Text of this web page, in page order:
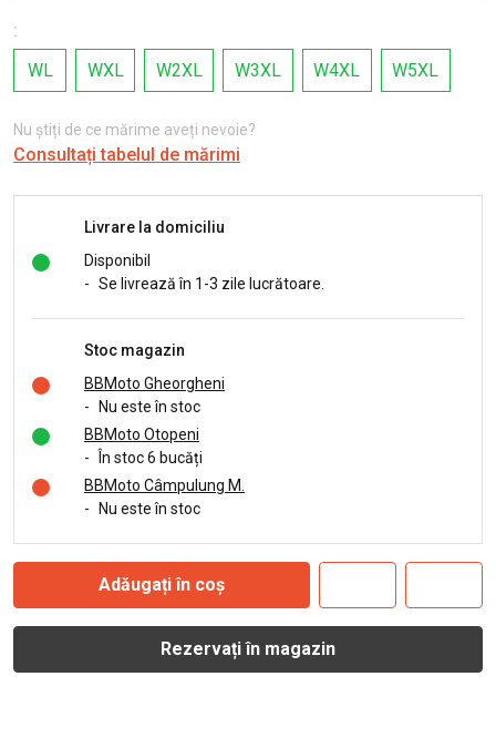
:
WL
WXL W2XL W3XL W4XL W5XL
Nu știți de ce mărime aveți nevoie?
Consultați tabelul de mărimi
Livrare la domiciliu
Disponibil
- Se livrează în 1-3 zile lucrătoare.
Stoc magazin
BBMoto Gheorgheni
-
Nu este în stoc
BBMoto Otopeni
-
În stoc 6 bucăți
BBMoto Câmpulung M.
-
Nu este în stoc
Adăugați în coș
Rezervați în magazin